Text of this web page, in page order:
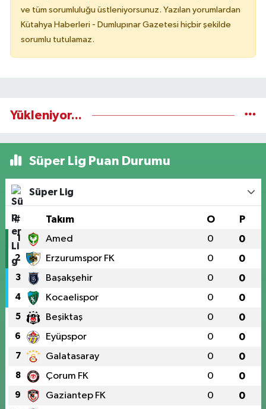
ve tüm sorumluluğu üstleniyorsunuz. Yazılan yorumlardan
Kütahya Haberleri - Dumlupınar Gazetesi hiçbir şekilde
sorumlu tutulamaz.
Yükleniyor...
Süper Lig Puan Durumu
Süper Lig
# Takım O P
1 Amed 0 0
2 Erzurumspor FK 0 0
3 Başakşehir 0 0
4 Kocaelispor 0 0
5 Beşiktaş 0 0
6 Eyüpspor 0 0
7 Galatasaray 0 0
8 Çorum FK 0 0
9 Gaziantep FK 0 0